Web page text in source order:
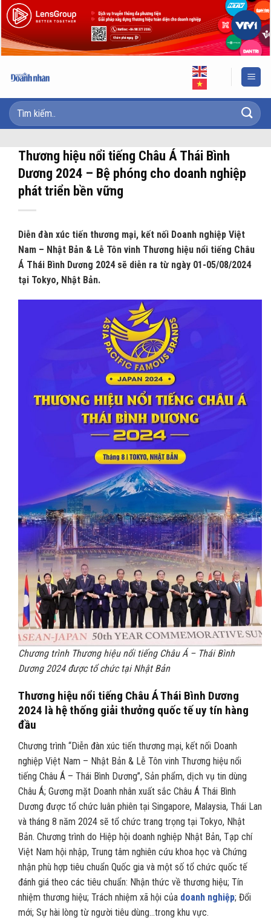
Skip
to
content
Thương hiệu nổi tiếng Châu Á Thái Bình
Dương 2024 – Bệ phóng cho doanh nghiệp
phát triển bền vững
Diễn đàn xúc tiến thương mại, kết nối Doanh nghiệp Việt
Nam – Nhật Bản & Lễ Tôn vinh Thương hiệu nổi tiếng Châu
Á Thái Bình Dương 2024 sẽ diễn ra từ ngày 01-05/08/2024
tại Tokyo, Nhật Bản.
Chương trình Thương hiệu nổi tiếng Châu Á – Thái Bình
Dương 2024 được tổ chức tại Nhật Bản
Thương hiệu nổi tiếng Châu Á Thái Bình Dương
2024 là hệ thống giải thưởng quốc tế uy tín hàng
đầu
Chương trình “Diễn đàn xúc tiến thương mại, kết nối Doanh
nghiệp Việt Nam – Nhật Bản & Lễ Tôn vinh Thương hiệu nổi
tiếng Châu Á – Thái Bình Dương”, Sản phẩm, dịch vụ tin dùng
Châu Á; Gương mặt Doanh nhân xuất sắc Châu Á Thái Bình
Dương được tổ chức luân phiên tại Singapore, Malaysia, Thái Lan
và tháng 8 năm 2024 sẽ tổ chức trang trọng tại Tokyo, Nhật
Bản. Chương trình do Hiệp hội doanh nghiệp Nhật Bản, Tạp chí
Việt Nam hội nhập, Trung tâm nghiên cứu khoa học và Chứng
nhận phù hợp tiêu chuẩn Quốc gia và một số tổ chức quốc tế
đánh giá theo các tiêu chuẩn: Nhận thức về thương hiệu; Tín
nhiệm thương hiệu; Trách nhiệm xã hội của doanh nghiệp; Đổi
mới; Sự hài lòng từ người tiêu dùng…trong khu vực.